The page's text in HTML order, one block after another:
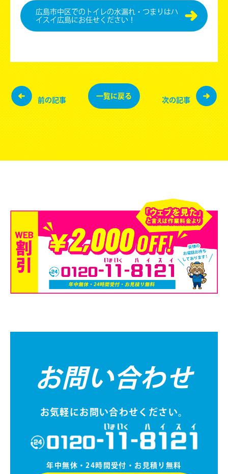
広島市中区でのトイレの水漏れ・つまりはハ
イスイ広島にお任せください！
前の記事
一覧に戻る
次の記事
お問い合わせ
お気軽にお問い合わせください。
年中無休・24時間受付・お⾒積り無料